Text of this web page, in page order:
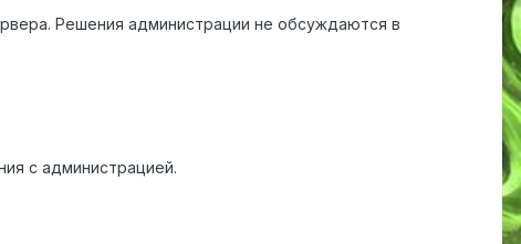
Решения администрации не обсуждаются в
с администрацией.